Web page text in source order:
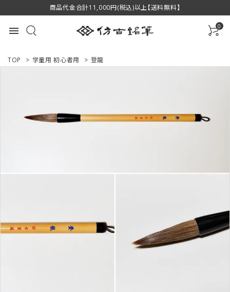
商品代金合計11,000円(税込)以上【送料無料】
menu 0
ようこそ ゲスト 様
TOP > 学童用 初心者用 > 登龍